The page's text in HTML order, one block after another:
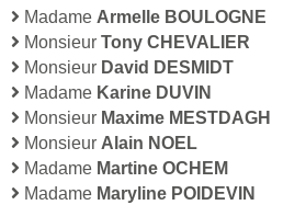
Madame Armelle BOULOGNE
Monsieur Tony CHEVALIER
Monsieur David DESMIDT
Madame Karine DUVIN
Monsieur Maxime MESTDAGH
Monsieur Alain NOEL
Madame Martine OCHEM
Madame Maryline POIDEVIN